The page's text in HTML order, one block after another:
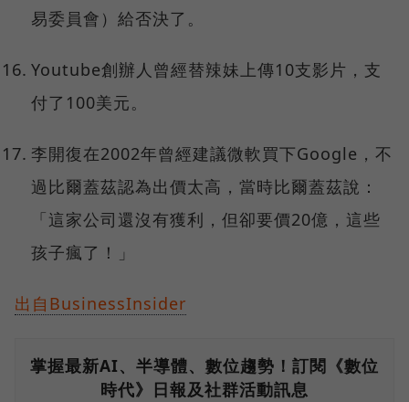
易委員會）給否決了。
Youtube創辦人曾經替辣妹上傳10支影片，支
付了100美元。
李開復在2002年曾經建議微軟買下Google，不
過比爾蓋茲認為出價太高，當時比爾蓋茲說：
「這家公司還沒有獲利，但卻要價20億，這些
孩子瘋了！」
出自BusinessInsider
掌握最新AI、半導體、數位趨勢！訂閱《數位
時代》日報及社群活動訊息